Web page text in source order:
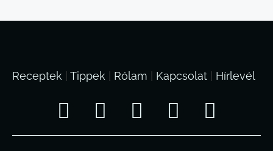
Receptek Tippek Rólam Kapcsolat Hírlevél